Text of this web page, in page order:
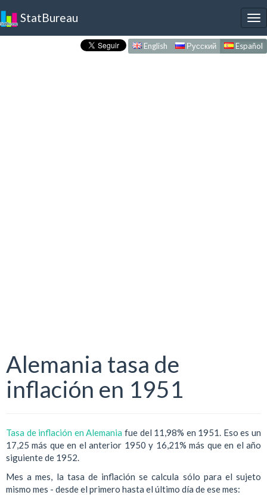
StatBureau
English Русский Español
Alemania tasa de
inflación en 1951
Tasa de inflación en Alemania fue del 11,98% en 1951. Eso es un
17,25 más que en el anterior 1950 y 16,21% más que en el año
siguiente de 1952.
Mes a mes, la tasa de inflación se calcula sólo para el sujeto
mismo mes - desde el primero hasta el último día de ese mes: